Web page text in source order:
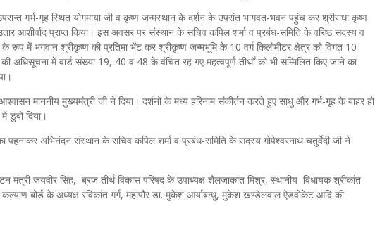
गर्भ-गृह स्थित योगमाया जी व कृष्ण जन्मस्थान के दर्शन के उपरांत भागवत-भवन पहुंच कर श्रीराधा कृष्ण
आशीर्वाद प्राप्त किया। इस अवसर पर संस्थान के सचिव कपिल शर्मा व प्रबंध-समिति के वरिष्ठ सदस्य व
के रूप में भगवान श्रीकृष्ण की प्रतिमा भेंट कर श्रीकृष्ण जन्मभूमि के 10 वर्ग किलोमीटर क्षेत्र को विगत 10
अधिसूचना में वार्ड संख्या 19, 40 व 48 के वंचित रह गए महत्वपूर्ण तीर्थों को भी सम्मिलित किए जाने का
माननीय मुख्यमंत्री जी ने दिया। दर्शनों के मध्य हरिनाम संकीर्तन करते हुए साधु और गर्भ-गृह के बाहर हो
डुबो दिया।
पहनाकर अभिनंदन संस्थान के सचिव कपिल शर्मा व प्रबंध-समिति के सदस्य गोपेश्वरनाथ चतुर्वेदी जी ने
मंत्री जयवीर सिंह, ब्रज तीर्थ विकास परिषद के उपाध्यक्ष शैलजाकांत मिश्र, स्थानीय विधायक श्रीकांत
कल्याण बोर्ड के अध्यक्ष रविकांत गर्ग, महापौर डा. मुकेश आर्याबन्धु, मुकेश खण्डेलवाल ऐडवोकेट आदि की